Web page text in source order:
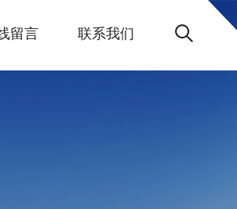
留言 联系我们